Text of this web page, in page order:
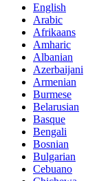
English
Arabic
Afrikaans
Amharic
Albanian
Azerbaijani
Armenian
Burmese
Belarusian
Basque
Bengali
Bosnian
Bulgarian
Cebuano